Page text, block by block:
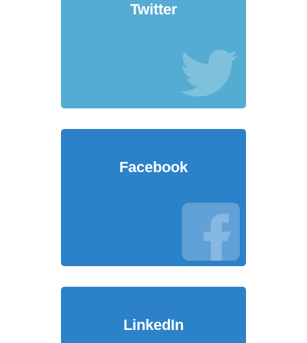
Twitter
Facebook
LinkedIn